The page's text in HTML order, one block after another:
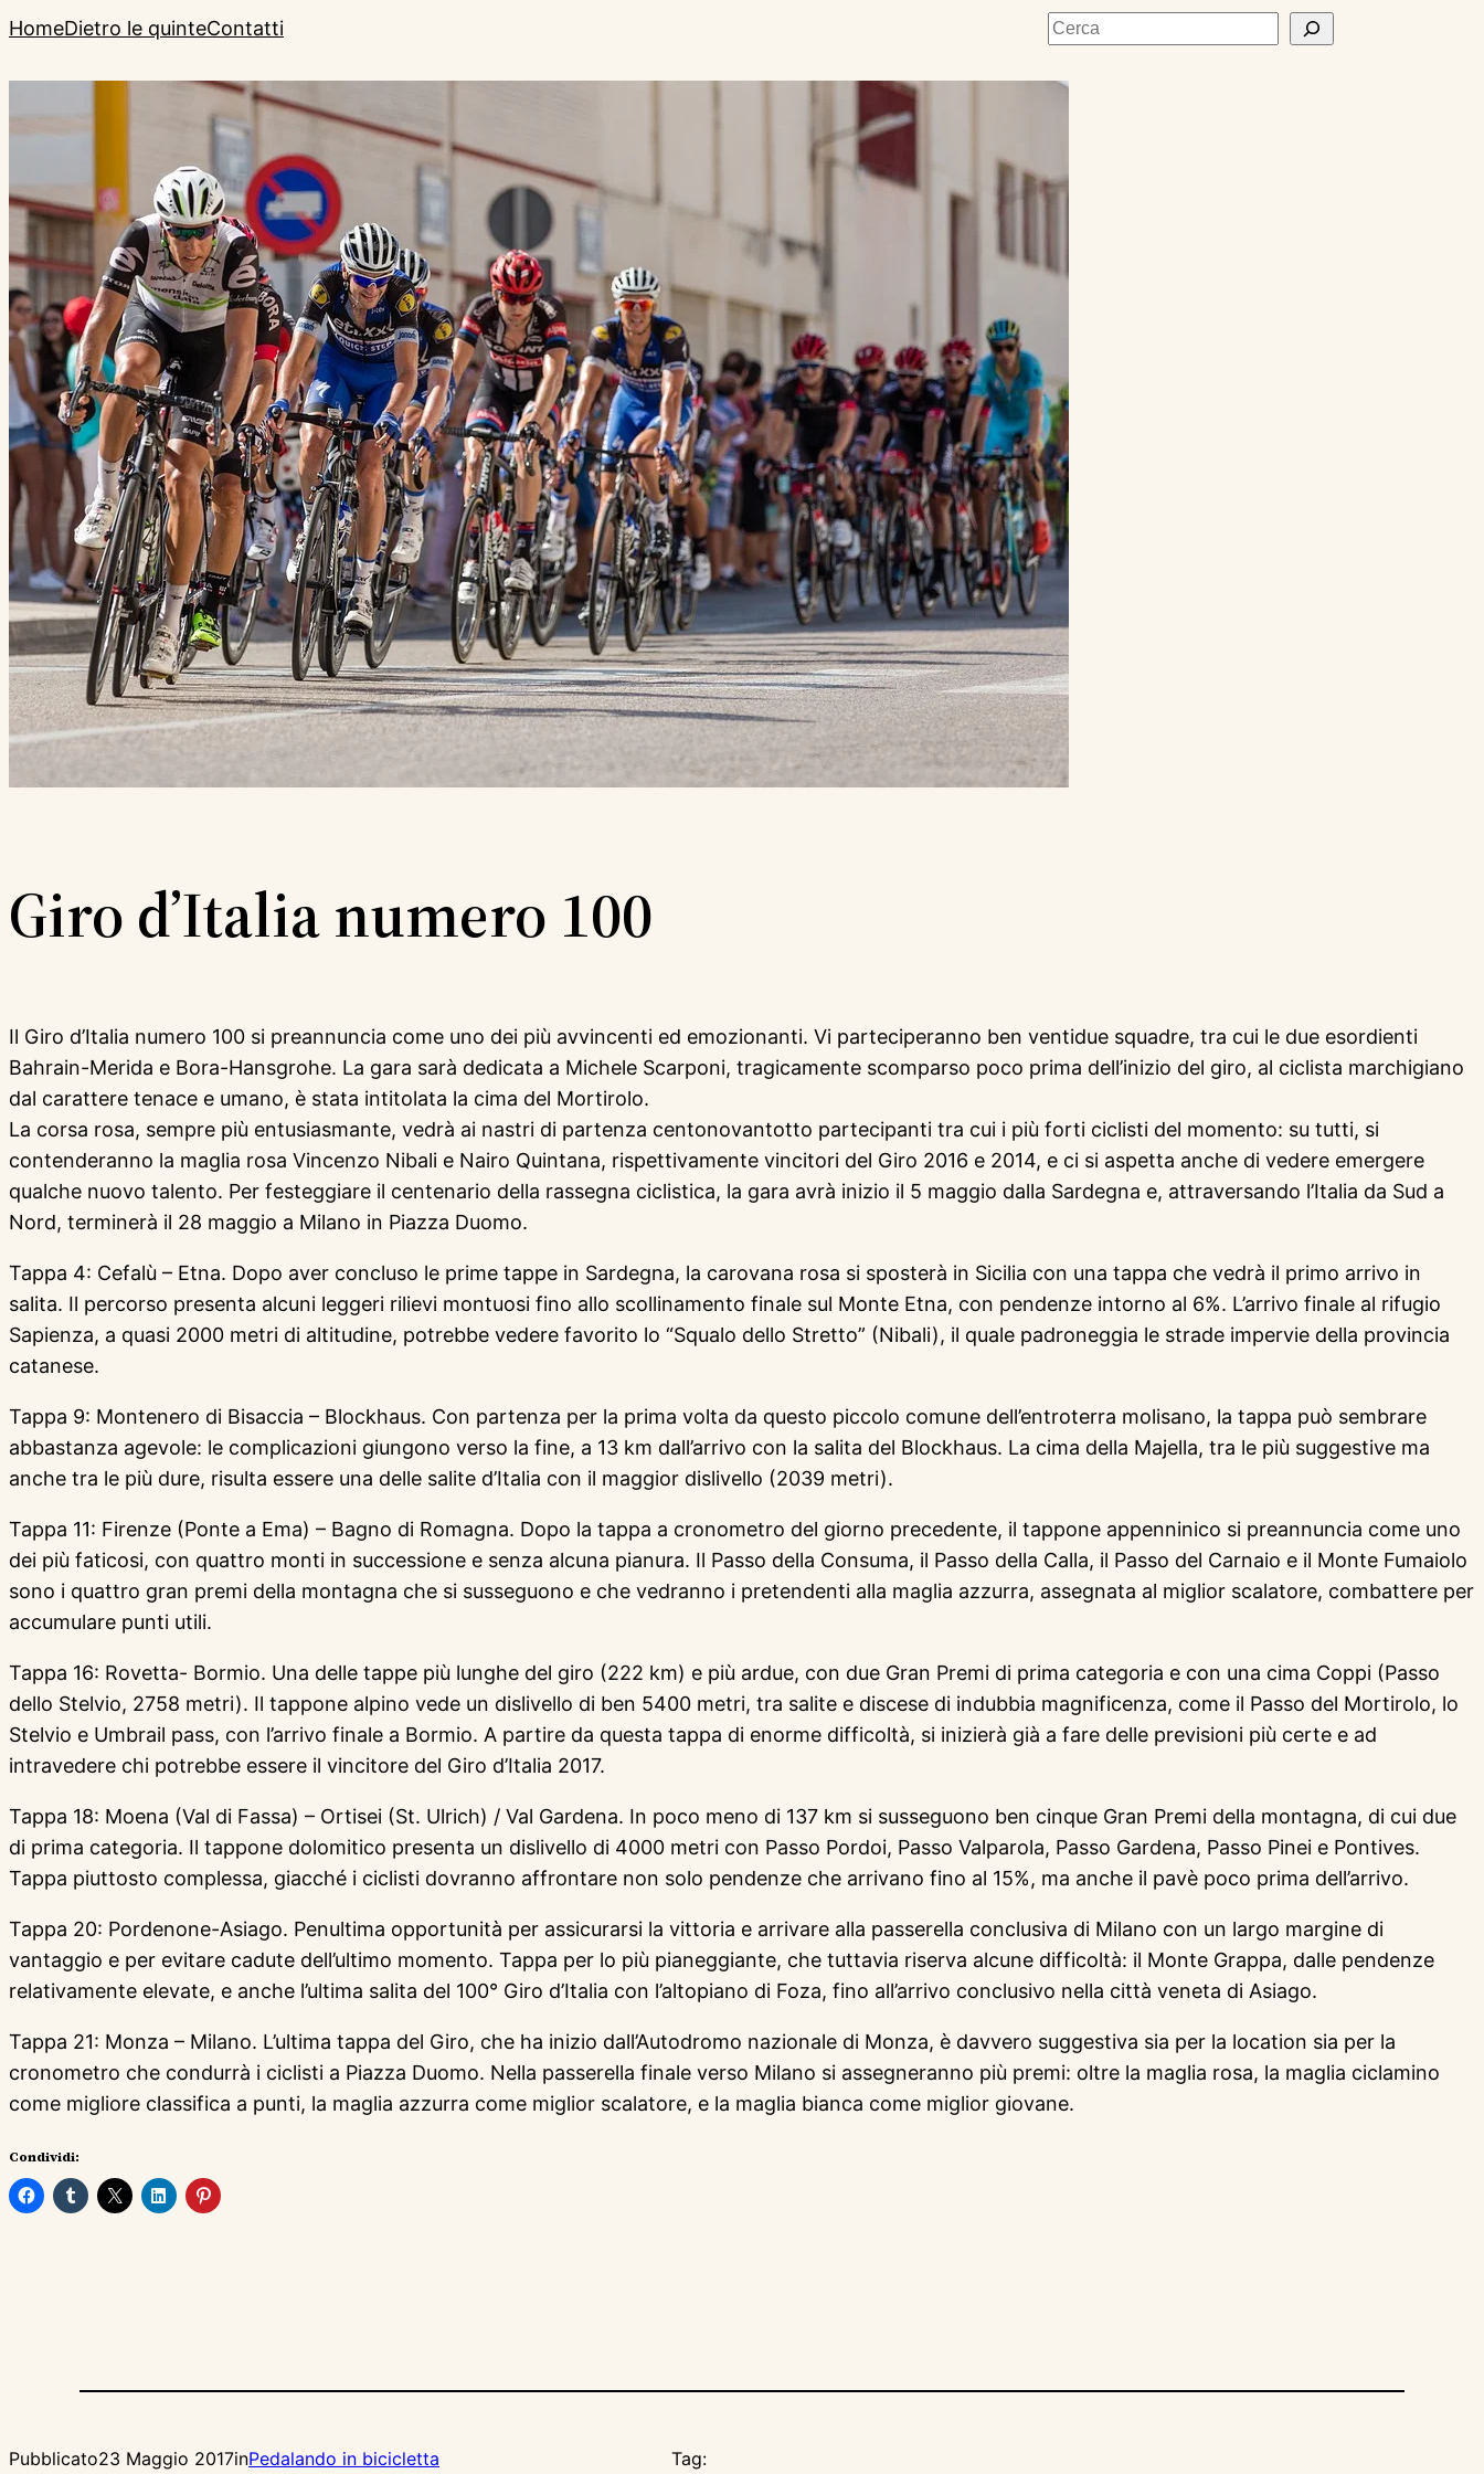
HomeDietro le quinteContatti Cerca
Giro d’Italia numero 100
Il Giro d’Italia numero 100 si preannuncia come uno dei più avvincenti ed emozionanti. Vi parteciperanno ben ventidue squadre, tra cui le due esordienti
Bahrain-Merida e Bora-Hansgrohe. La gara sarà dedicata a Michele Scarponi, tragicamente scomparso poco prima dell’inizio del giro, al ciclista marchigiano
dal carattere tenace e umano, è stata intitolata la cima del Mortirolo.
La corsa rosa, sempre più entusiasmante, vedrà ai nastri di partenza centonovantotto partecipanti tra cui i più forti ciclisti del momento: su tutti, si
contenderanno la maglia rosa Vincenzo Nibali e Nairo Quintana, rispettivamente vincitori del Giro 2016 e 2014, e ci si aspetta anche di vedere emergere
qualche nuovo talento. Per festeggiare il centenario della rassegna ciclistica, la gara avrà inizio il 5 maggio dalla Sardegna e, attraversando l’Italia da Sud a
Nord, terminerà il 28 maggio a Milano in Piazza Duomo.
Tappa 4: Cefalù – Etna. Dopo aver concluso le prime tappe in Sardegna, la carovana rosa si sposterà in Sicilia con una tappa che vedrà il primo arrivo in
salita. Il percorso presenta alcuni leggeri rilievi montuosi fino allo scollinamento finale sul Monte Etna, con pendenze intorno al 6%. L’arrivo finale al rifugio
Sapienza, a quasi 2000 metri di altitudine, potrebbe vedere favorito lo “Squalo dello Stretto” (Nibali), il quale padroneggia le strade impervie della provincia
catanese.
Tappa 9: Montenero di Bisaccia – Blockhaus. Con partenza per la prima volta da questo piccolo comune dell’entroterra molisano, la tappa può sembrare
abbastanza agevole: le complicazioni giungono verso la fine, a 13 km dall’arrivo con la salita del Blockhaus. La cima della Majella, tra le più suggestive ma
anche tra le più dure, risulta essere una delle salite d’Italia con il maggior dislivello (2039 metri).
Tappa 11: Firenze (Ponte a Ema) – Bagno di Romagna. Dopo la tappa a cronometro del giorno precedente, il tappone appenninico si preannuncia come uno
dei più faticosi, con quattro monti in successione e senza alcuna pianura. Il Passo della Consuma, il Passo della Calla, il Passo del Carnaio e il Monte Fumaiolo
sono i quattro gran premi della montagna che si susseguono e che vedranno i pretendenti alla maglia azzurra, assegnata al miglior scalatore, combattere per
accumulare punti utili.
Tappa 16: Rovetta- Bormio. Una delle tappe più lunghe del giro (222 km) e più ardue, con due Gran Premi di prima categoria e con una cima Coppi (Passo
dello Stelvio, 2758 metri). Il tappone alpino vede un dislivello di ben 5400 metri, tra salite e discese di indubbia magnificenza, come il Passo del Mortirolo, lo
Stelvio e Umbrail pass, con l’arrivo finale a Bormio. A partire da questa tappa di enorme difficoltà, si inizierà già a fare delle previsioni più certe e ad
intravedere chi potrebbe essere il vincitore del Giro d’Italia 2017.
Tappa 18: Moena (Val di Fassa) – Ortisei (St. Ulrich) / Val Gardena. In poco meno di 137 km si susseguono ben cinque Gran Premi della montagna, di cui due
di prima categoria. Il tappone dolomitico presenta un dislivello di 4000 metri con Passo Pordoi, Passo Valparola, Passo Gardena, Passo Pinei e Pontives.
Tappa piuttosto complessa, giacché i ciclisti dovranno affrontare non solo pendenze che arrivano fino al 15%, ma anche il pavè poco prima dell’arrivo.
Tappa 20: Pordenone-Asiago. Penultima opportunità per assicurarsi la vittoria e arrivare alla passerella conclusiva di Milano con un largo margine di
vantaggio e per evitare cadute dell’ultimo momento. Tappa per lo più pianeggiante, che tuttavia riserva alcune difficoltà: il Monte Grappa, dalle pendenze
relativamente elevate, e anche l’ultima salita del 100° Giro d’Italia con l’altopiano di Foza, fino all’arrivo conclusivo nella città veneta di Asiago.
Tappa 21: Monza – Milano. L’ultima tappa del Giro, che ha inizio dall’Autodromo nazionale di Monza, è davvero suggestiva sia per la location sia per la
cronometro che condurrà i ciclisti a Piazza Duomo. Nella passerella finale verso Milano si assegneranno più premi: oltre la maglia rosa, la maglia ciclamino
come migliore classifica a punti, la maglia azzurra come miglior scalatore, e la maglia bianca come miglior giovane.
Condividi:
Pubblicato23 Maggio 2017inPedalando in bicicletta Tag: